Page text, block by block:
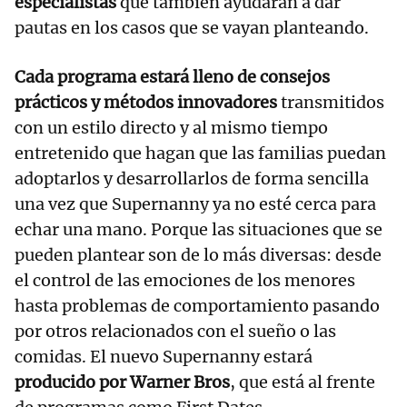
pautas en los casos que se vayan planteando.
Cada programa estará lleno de consejos
prácticos y métodos innovadorestransmitidos
con un estilo directo y al mismo tiempo
entretenido que hagan que las familias puedan
adoptarlos y desarrollarlos de forma sencilla
una vez que Supernanny ya no esté cerca para
echar una mano. Porque las situaciones que se
pueden plantear son de lo más diversas: desde
el control de las emociones de los menores
hasta problemas de comportamiento pasando
por otros relacionados con el sueño o las
comidas. El nuevo Supernanny estará
producido por Warner Bros, que está al frente